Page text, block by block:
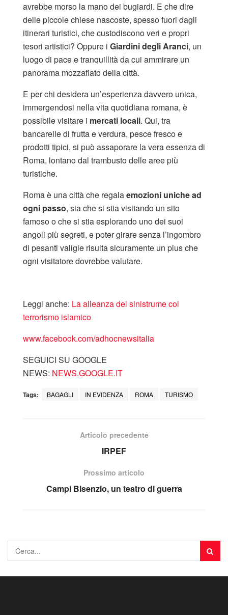
avrebbe morso la mano dei bugiardi. E che dire
delle piccole chiese nascoste, spesso fuori dagli
itinerari turistici, che custodiscono veri e propri
tesori artistici? Oppure i Giardini degli Aranci, un
luogo di pace e tranquillità da cui ammirare un
panorama mozzafiato della città.
E per chi desidera un’esperienza davvero unica,
immergendosi nella vita quotidiana romana, è
possibile visitare i mercati locali. Qui, tra
bancarelle di frutta e verdura, pesce fresco e
prodotti tipici, si può assaporare la vera essenza di
Roma, lontano dal trambusto delle aree più
turistiche.
Roma è una città che regalaemozioni uniche ad
ogni passo, sia che si stia visitando un sito
famoso o che si stia esplorando uno dei suoi
angoli più segreti, e poter girare senza l’ingombro
di pesanti valigie risulta sicuramente un plus che
ogni visitatore dovrebbe valutare.
Leggi anche: La alleanza del sinistrume col
terrorismo islamico
www.facebook.com/adhocnewsitalia
SEGUICI SU GOOGLE
NEWS: NEWS.GOOGLE.IT
Tags: BAGAGLI IN EVIDENZA ROMA TURISMO
Articolo precedente
IRPEF
Prossimo articolo
Campi Bisenzio, un teatro di guerra